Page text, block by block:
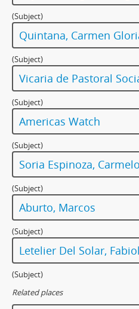
(Subject)
Quintana, Carmen
(Subject)
Vicaria de Pastoral
(Subject)
Americas Watch
(Subject)
Soria Espinoza,
(Subject)
Aburto, Marcos
(Subject)
Letelier Del Solar,
(Subject)
Related places